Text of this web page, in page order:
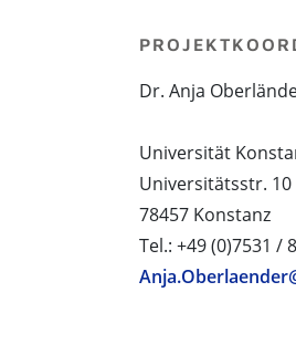
Dr. Anja
Universität
Universitätsstr. 10
78457 Konstanz
Tel.: +49 (0)7531 /